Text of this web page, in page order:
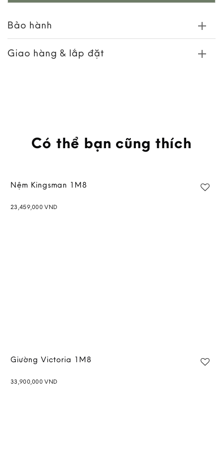
Bảo hành
Giao hàng & lắp đặt
Có thể bạn cũng thích
Nệm Kingsman 1M8
23,459,000VND
Giường Victoria 1M8
33,900,000VND